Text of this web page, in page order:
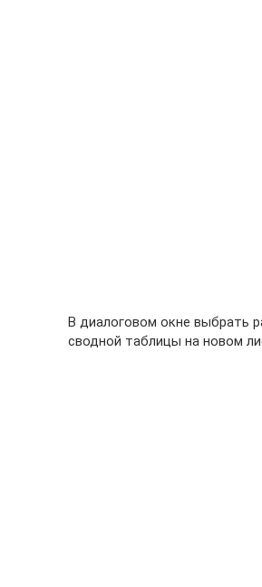
В диалоговом окне выбрать
сводной таблицы на новом